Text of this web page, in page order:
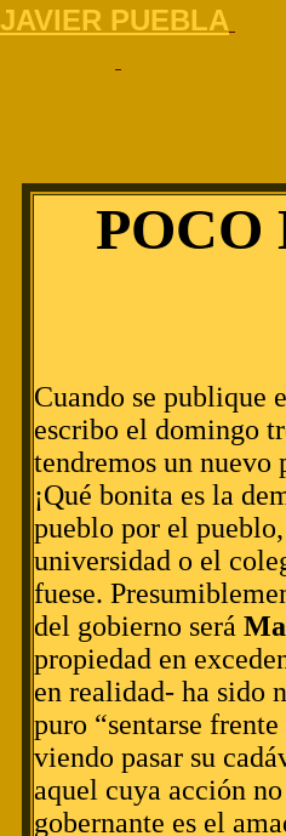
JAVIER PUEBLA
POCO
Cuando se publique
escribo el domingo
tendremos un nuevo
¡Qué bonita es la
pueblo por el
universidad o el
fuese.
del gobierno será
propiedad en
en realidad- ha sido
puro “sentarse
viendo pasar su
aquel cuya acción
gobernante es el